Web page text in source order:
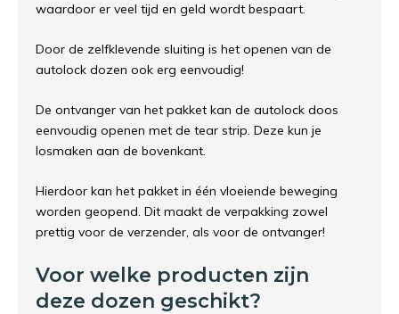
waardoor er veel tijd en geld wordt bespaart.
Door de zelfklevende sluiting is het openen van de
autolock dozen ook erg eenvoudig!
De ontvanger van het pakket kan de autolock doos
eenvoudig openen met de tear strip. Deze kun je
losmaken aan de bovenkant.
Hierdoor kan het pakket in één vloeiende beweging
worden geopend. Dit maakt de verpakking zowel
prettig voor de verzender, als voor de ontvanger!
Voor welke producten zijn
deze dozen geschikt?